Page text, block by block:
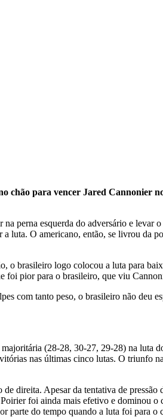
chão para vencer Jared Cannonier
perna esquerda do adversário e levar
luta. O americano, então, se livrou da
o brasileiro logo colocou a luta para
pior para o brasileiro, que viu
com tanto peso, o brasileiro não deu
(28-28, 30-27, 29-28) na luta
nas últimas cinco lutas. O triunfo
direita. Apesar da tentativa de
foi ainda mais efetivo e dominou
parte do tempo quando a luta foi para o